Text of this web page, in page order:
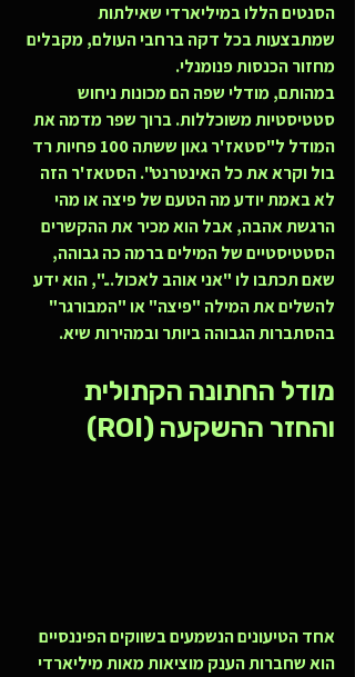
הסנטים הללו במיליארדי שאילתות
שמתבצעות בכל דקה ברחבי העולם, מקבלים
מחזור הכנסות פנומנלי.
במהותם, מודלי שפה הם מכונות ניחוש
סטטיסטיות משוכללות. ברוך שפר מדמה את
המודל ל"סטאז'ר גאון ששתה 100 פחיות רד
בול וקרא את כל האינטרנט". הסטאז'ר הזה
לא באמת יודע מה הטעם של פיצה או מהי
הרגשת אהבה, אבל הוא מכיר את ההקשרים
הסטטיסטיים של המילים ברמה כה גבוהה,
שאם תכתבו לו "אני אוהב לאכול...", הוא ידע
להשלים את המילה "פיצה" או "המבורגר"
בהסתברות הגבוהה ביותר ובמהירות שיא.
מודל החתונה הקתולית
והחזר ההשקעה (ROI)
אחד הטיעונים הנשמעים בשווקים הפיננסיים
הוא שחברות הענק מוציאות מאות מיליארדי